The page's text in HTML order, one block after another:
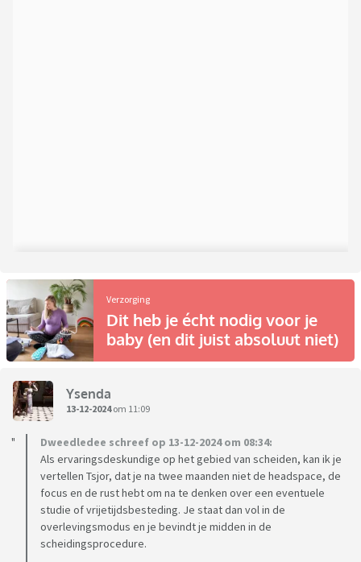
Verzorging
Dit heb je écht nodig voor je
baby (en dit juist absoluut niet)
Ysenda
13-12-2024om 11:09
Dweedledee schreef op 13-12-2024 om 08:34:
Als ervaringsdeskundige op het gebied van scheiden, kan ik je
vertellen Tsjor, dat je na twee maanden niet de headspace, de
focus en de rust hebt om na te denken over een eventuele
studie of vrijetijdsbesteding. Je staat dan vol in de
overlevingsmodus en je bevindt je midden in de
scheidingsprocedure.